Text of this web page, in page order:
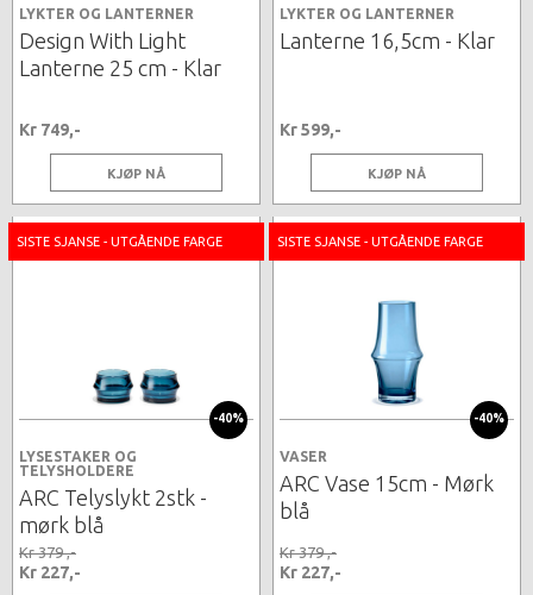
LYKTER OG LANTERNER
Design With Light
Lanterne 25 cm - Klar
Kr 749,-
KJØP NÅ
LYKTER OG LANTERNER
Lanterne 16,5cm - Klar
Kr 599,-
KJØP NÅ
SISTE SJANSE - UTGÅENDE FARGE
-40%
LYSESTAKER OG
TELYSHOLDERE
ARC Telyslykt 2stk -
mørk blå
Kr 379 ,-
Kr 227,-
SISTE SJANSE - UTGÅENDE FARGE
-40%
VASER
ARC Vase 15cm - Mørk
blå
Kr 379 ,-
Kr 227,-